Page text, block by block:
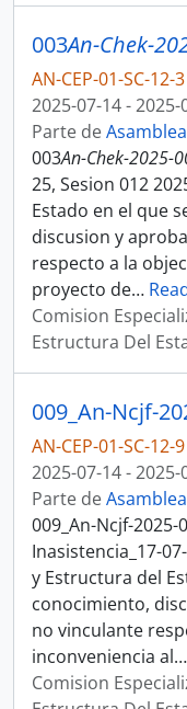
003An-Chek-
AN-CEP-01-SC-12-3
2025-07-14 - 2025-
Parte de
003An-Chek-2025-
25, Sesion 012
Estado en el que
discusion y
respecto a la
proyecto de…
Comision
Estructura Del
AN-CEP-01-SC-12-9
2025-07-14 - 2025-
Parte de
009_An-Ncjf-2025-
Inasistencia_17-
y Estructura del
conocimiento,
no vinculante
inconveniencia al…
Comision